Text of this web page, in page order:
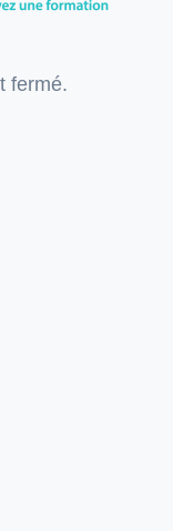
fermé.